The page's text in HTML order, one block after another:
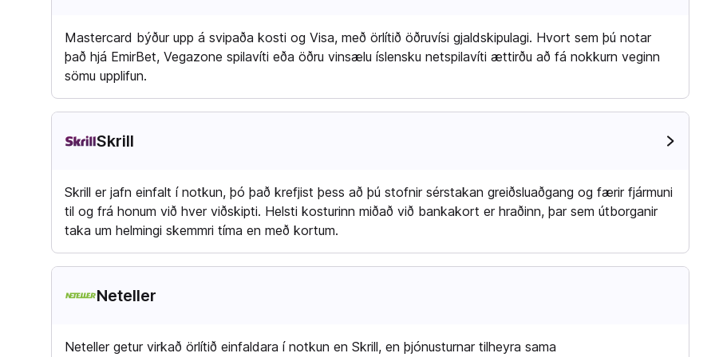
Mastercard býður upp á svipaða kosti og Visa, með örlítið öðruvísi gjaldskipulagi. Hvort sem þú notar
það hjá EmirBet, Vegazone spilavíti eða öðru vinsælu íslensku netspilavíti ættirðu að fá nokkurn veginn
sömu upplifun.
Skrill
Skrill er jafn einfalt í notkun, þó það krefjist þess að þú stofnir sérstakan greiðsluaðgang og færir fjármuni
til og frá honum við hver viðskipti. Helsti kosturinn miðað við bankakort er hraðinn, þar sem útborganir
taka um helmingi skemmri tíma en með kortum.
Neteller
Neteller getur virkað örlítið einfaldara í notkun en Skrill, en þjónusturnar tilheyra sama